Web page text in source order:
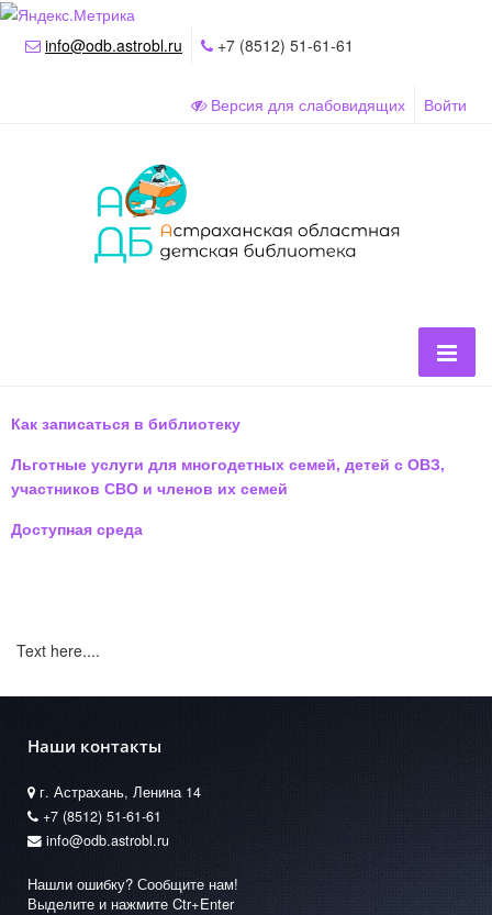
info@odb.astrobl.ru +7 (8512) 51-61-61
Версия для слабовидящих Войти
Как записаться в библиотеку
Льготные услуги для многодетных семей, детей с ОВЗ,
участников СВО и членов их семей
Доступная среда
Text here....
Наши контакты
г. Астрахань, Ленина 14
+7 (8512) 51-61-61
info@odb.astrobl.ru
Нашли ошибку? Сообщите нам!
Выделите и нажмите Ctr+Enter